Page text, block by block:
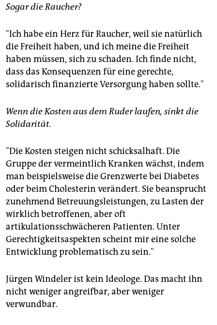
Sogar die Raucher?
"Ich habe ein Herz für Raucher, weil sie natürlich
die Freiheit haben, und ich meine die Freiheit
haben müssen, sich zu schaden. Ich finde nicht,
dass das Konsequenzen für eine gerechte,
solidarisch finanzierte Versorgung haben sollte."
Wenn die Kosten aus dem Ruder laufen, sinkt die
Solidarität.
"Die Kosten steigen nicht schicksalhaft. Die
Gruppe der vermeintlich Kranken wächst, indem
man beispielsweise die Grenzwerte bei Diabetes
oder beim Cholesterin verändert. Sie beansprucht
zunehmend Betreuungsleistungen, zu Lasten der
wirklich betroffenen, aber oft
artikulationsschwächeren Patienten. Unter
Gerechtigkeitsaspekten scheint mir eine solche
Entwicklung problematisch zu sein."
Jürgen Windeler ist kein Ideologe. Das macht ihn
nicht weniger angreifbar, aber weniger
verwundbar.